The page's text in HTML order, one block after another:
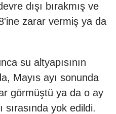
dışı bırakmış ve
zarar vermiş ya da
su altyapısının
Mayıs ayı sonunda
görmüştü ya da o ay
sırasında yok edildi.